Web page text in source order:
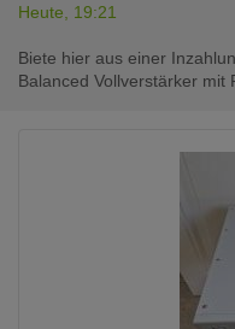
Heute, 19:21
Biete hier aus einer
Balanced Vollverstärker mit